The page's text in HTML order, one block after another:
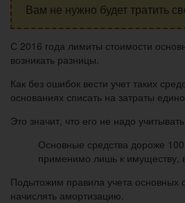
Вам не нужно будет тратить
С 2016 года лимиты стоимости
возникать разницы.
Как без ошибок вести учет таких
основаниях списать на затраты
Это значит, что его не надо
Основные средства дороже
применимо лишь к имуществу,
Подытожим правила учета основных
начислять амортизацию.